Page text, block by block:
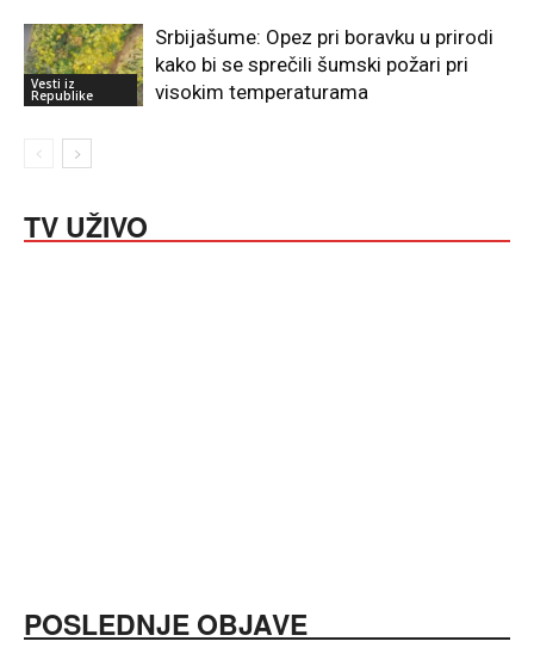
Vesti iz
Republike
Srbijašume: Opez pri boravku u prirodi
kako bi se sprečili šumski požari pri
visokim temperaturama
TV UŽIVO
POSLEDNJE OBJAVE